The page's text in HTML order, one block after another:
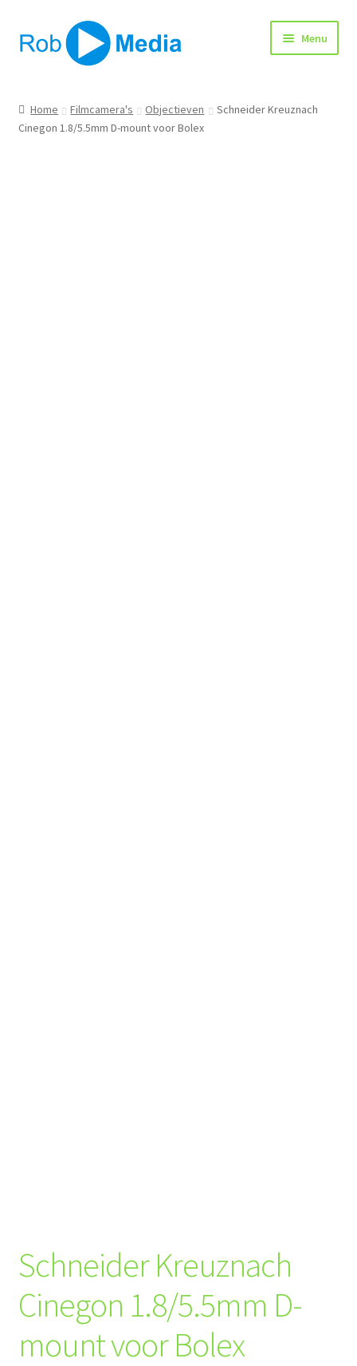
door
naar
Menu
Home Filmcamera's Objectieven
Schneider Kreuznach
Cinegon 1.8/5.5mm D-mount voor Bolex
Schneider Kreuznach
Cinegon 1.8/5.5mm D-
mount voor Bolex